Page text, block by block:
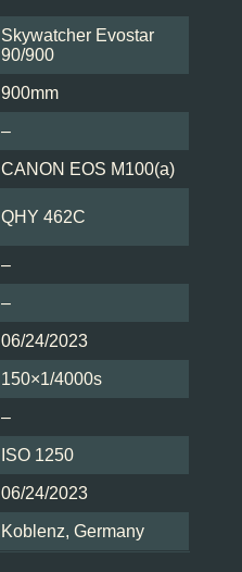
Skywatcher Evostar
90/900
900mm
–
CANON EOS M100(a)
QHY 462C
–
–
06/24/2023
150×1/4000s
–
ISO 1250
06/24/2023
Koblenz, Germany